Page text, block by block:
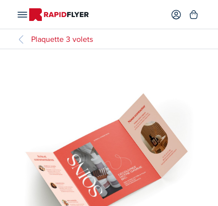
Plaquette 3 volets